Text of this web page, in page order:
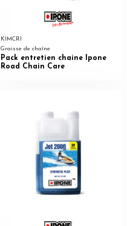
KIMCRI
Graisse de chaîne
Pack entretien chaine Ipone
Road Chain Care